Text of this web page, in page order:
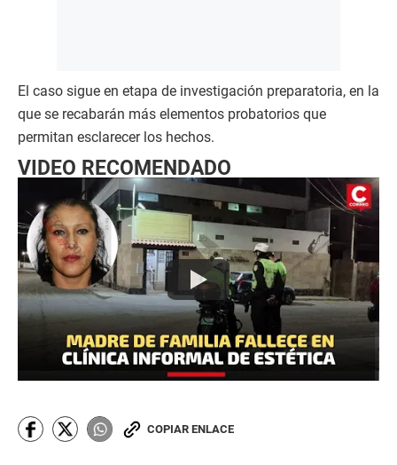
El caso sigue en etapa de investigación preparatoria, en la
que se recabarán más elementos probatorios que
permitan esclarecer los hechos.
VIDEO RECOMENDADO
COPIAR ENLACE